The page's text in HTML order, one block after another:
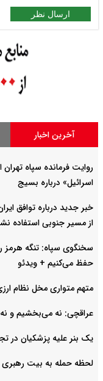
ارسال نظر
آخرین اخبار
روایت فرمانده سپاه
اسرائیل» درباره بسیج
خبر جدید درباره توافق
از مسیر جنوبی استفاده
سخنگوی سپاه: تنگه هرمز
حفظ می‌کنیم + ویدئو
متهم متواری مخل نظام
عراقچی: نه می‌بخشیم و
یک بنر علیه پزشکیان در
لحظه حمله به بیت رهبری